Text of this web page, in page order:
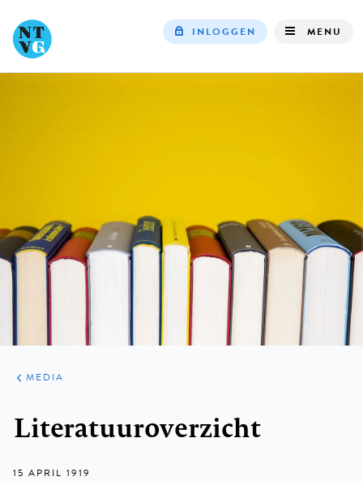
INLOGGEN MENU
ARTIKELEN
VARIA
MEDIA
Literatuuroverzicht
15 APRIL 1919